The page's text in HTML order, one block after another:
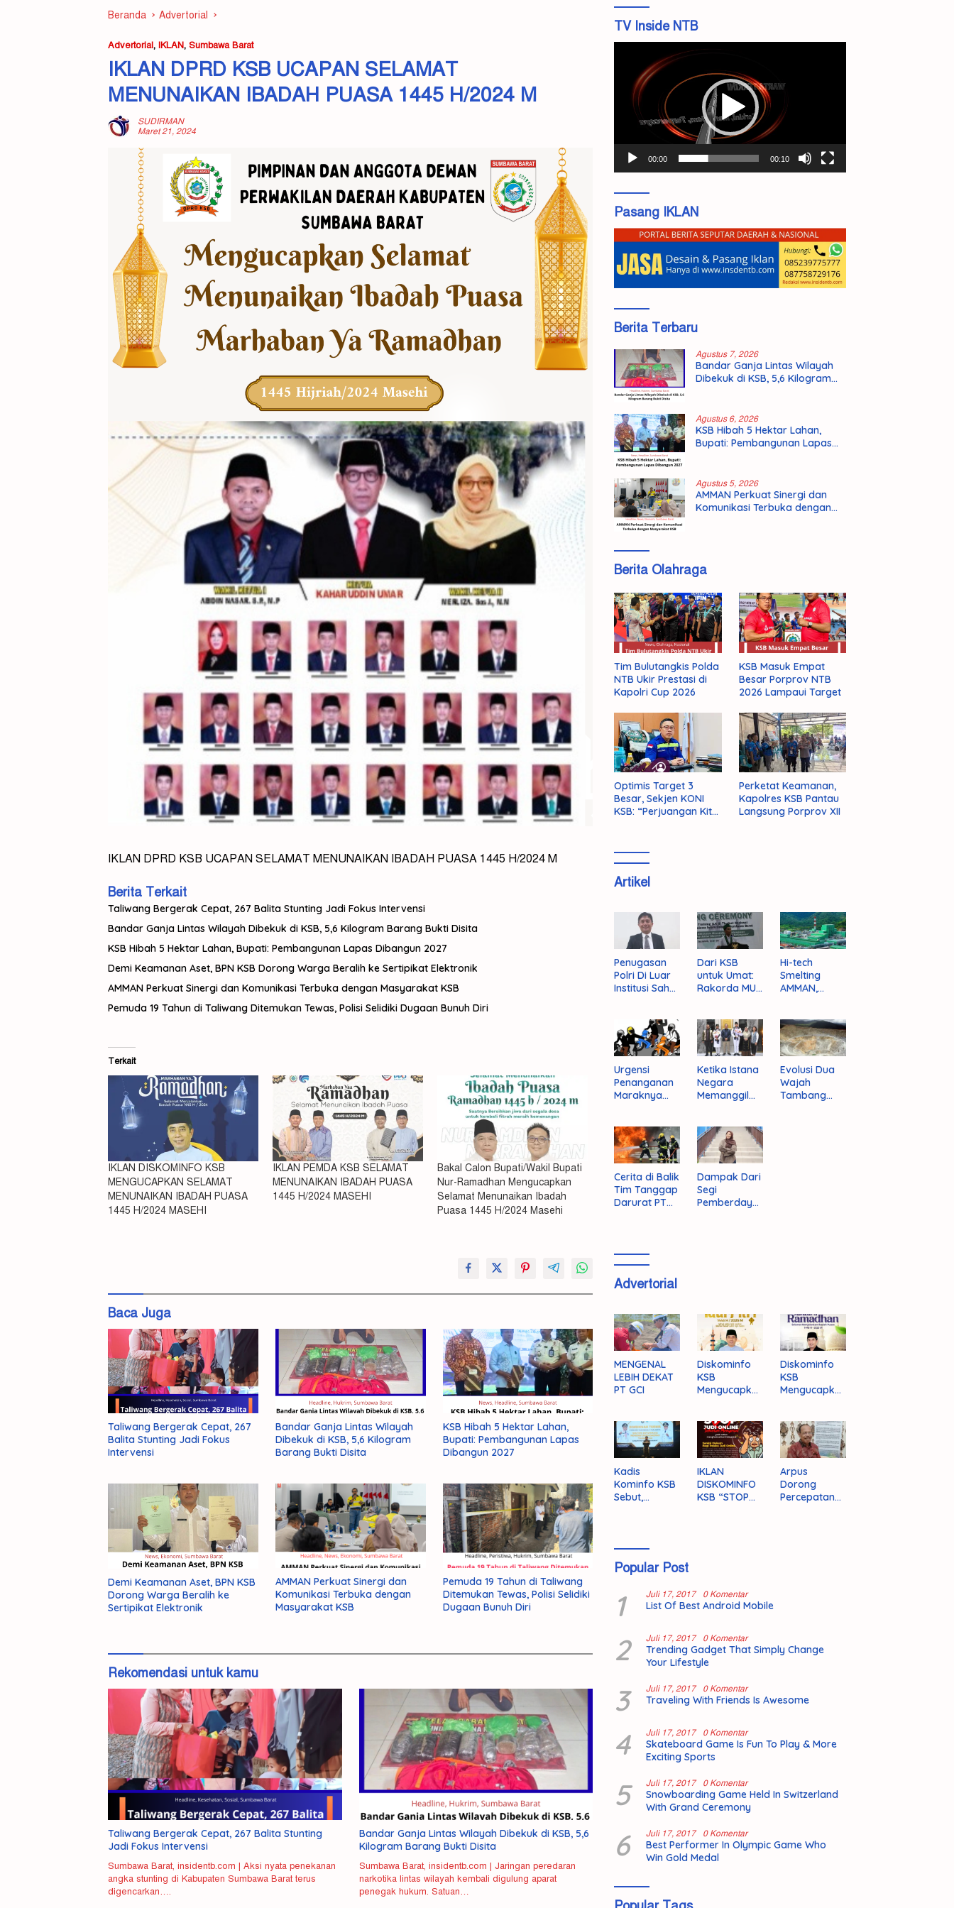
Beranda Advertorial
Advertorial, IKLAN, Sumbawa Barat
IKLAN DPRD KSB UCAPAN SELAMAT
MENUNAIKAN IBADAH PUASA 1445 H/2024 M
SUDIRMAN
Maret 21, 2024
IKLAN DPRD KSB UCAPAN SELAMAT MENUNAIKAN IBADAH PUASA 1445 H/2024 M
Berita Terkait
Taliwang Bergerak Cepat, 267 Balita Stunting Jadi Fokus Intervensi
Bandar Ganja Lintas Wilayah Dibekuk di KSB, 5,6 Kilogram Barang Bukti Disita
KSB Hibah 5 Hektar Lahan, Bupati: Pembangunan Lapas Dibangun 2027
Demi Keamanan Aset, BPN KSB Dorong Warga Beralih ke Sertipikat Elektronik
AMMAN Perkuat Sinergi dan Komunikasi Terbuka dengan Masyarakat KSB
Pemuda 19 Tahun di Taliwang Ditemukan Tewas, Polisi Selidiki Dugaan Bunuh Diri
Terkait
IKLAN DISKOMINFO KSB
MENGUCAPKAN SELAMAT
MENUNAIKAN IBADAH PUASA
1445 H/2024 MASEHI
IKLAN PEMDA KSB SELAMAT
MENUNAIKAN IBADAH PUASA
1445 H/2024 MASEHI
Bakal Calon Bupati/Wakil Bupati
Nur-Ramadhan Mengucapkan
Selamat Menunaikan Ibadah
Puasa 1445 H/2024 Masehi
Baca Juga
Taliwang Bergerak Cepat, 267
Balita Stunting Jadi Fokus
Intervensi
Bandar Ganja Lintas Wilayah
Dibekuk di KSB, 5,6 Kilogram
Barang Bukti Disita
KSB Hibah 5 Hektar Lahan,
Bupati: Pembangunan Lapas
Dibangun 2027
Demi Keamanan Aset, BPN KSB
Dorong Warga Beralih ke
Sertipikat Elektronik
AMMAN Perkuat Sinergi dan
Komunikasi Terbuka dengan
Masyarakat KSB
Pemuda 19 Tahun di Taliwang
Ditemukan Tewas, Polisi Selidiki
Dugaan Bunuh Diri
Rekomendasi untuk kamu
Taliwang Bergerak Cepat, 267 Balita Stunting
Jadi Fokus Intervensi
Sumbawa Barat, insidentb.com | Aksi nyata penekanan
angka stunting di Kabupaten Sumbawa Barat terus
digencarkan….
Bandar Ganja Lintas Wilayah Dibekuk di KSB, 5,6
Kilogram Barang Bukti Disita
Sumbawa Barat, insidentb.com | Jaringan peredaran
narkotika lintas wilayah kembali digulung aparat
penegak hukum. Satuan…
TV Inside NTB
00:00 00:10
Pasang IKLAN
Berita Terbaru
Agustus 7, 2026
Bandar Ganja Lintas Wilayah
Dibekuk di KSB, 5,6 Kilogram
Agustus 6, 2026
KSB Hibah 5 Hektar Lahan,
Bupati: Pembangunan Lapas
Agustus 5, 2026
AMMAN Perkuat Sinergi dan
Komunikasi Terbuka dengan
Berita Olahraga
Tim Bulutangkis Polda
NTB Ukir Prestasi di
Kapolri Cup 2026
KSB Masuk Empat
Besar Porprov NTB
2026 Lampaui Target
Optimis Target 3
Besar, Sekjen KONI
KSB: “Perjuangan Kita
Perketat Keamanan,
Kapolres KSB Pantau
Langsung Porprov XII
Artikel
Penugasan
Polri Di Luar
Institusi Sah
Hukum
Administrasi
Negara
Dari KSB
untuk Umat:
Rakorda MUI
Kebangkitan
Moral Para
Ulama
Hi-tech
Smelting
AMMAN,
Rajai
Produsen
Tembaga
Dunia
Urgensi
Penanganan
Maraknya
Sumbawa
Barat
Ketika Istana
Negara
Memanggil
Evolusi Dua
Wajah
Tambang
Cerita di Balik
Tim Tanggap
Darurat PT
Dampak Dari
Segi
Pemberdaya
Advertorial
MENGENAL
LEBIH DEKAT
PT GCI
Diskominfo
KSB
Mengucapka
Idul Fitri 1446
H/2025 M
Diskominfo
KSB
Mengucapka
Ibadah Puasa
1446 H/2025
M
Kadis
Kominfo KSB
Sebut,
IKLAN
DISKOMINFO
KSB “STOP
Arpus
Dorong
Percepatan
Popular Post
1 Juli 17, 2017 0 Komentar
List Of Best Android Mobile
2 Juli 17, 2017 0 Komentar
Trending Gadget That Simply Change
Your Lifestyle
3 Juli 17, 2017 0 Komentar
Traveling With Friends Is Awesome
4 Juli 17, 2017 0 Komentar
Skateboard Game Is Fun To Play & More
Exciting Sports
5 Juli 17, 2017 0 Komentar
Snowboarding Game Held In Switzerland
With Grand Ceremony
6 Juli 17, 2017 0 Komentar
Best Performer In Olympic Game Who
Win Gold Medal